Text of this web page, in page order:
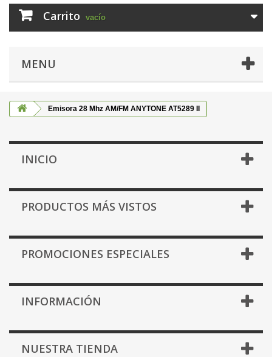
Carrito vacío
MENU
Emisora 28 Mhz AM/FM ANYTONE AT5289 II
INICIO
PRODUCTOS MÁS VISTOS
PROMOCIONES ESPECIALES
INFORMACIÓN
NUESTRA TIENDA